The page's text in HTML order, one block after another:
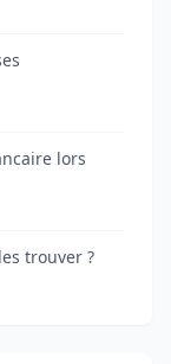
lors
trouver ?